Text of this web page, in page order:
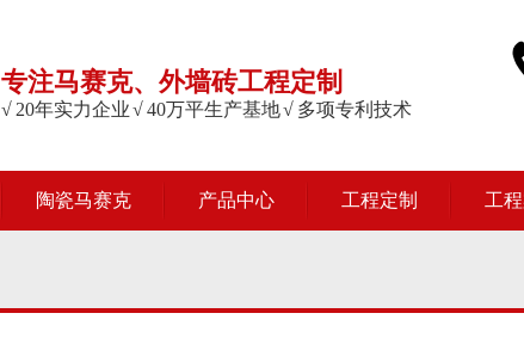
专注马赛克、外墙砖工程定制
√ 20年实力企业 √ 40万平生产基地 √ 多项专利技术
陶瓷马赛克 产品中心 工程定制 工